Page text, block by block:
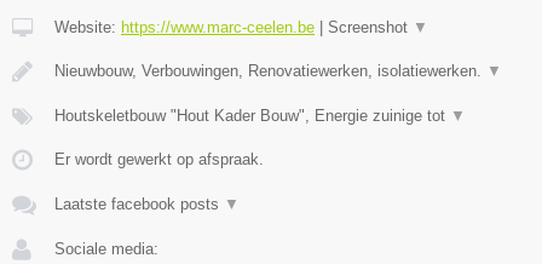
Website: https://www.marc-ceelen.be Screenshot ▼
Nieuwbouw, Verbouwingen, Renovatiewerken, isolatiewerken. ▼
Houtskeletbouw "Hout Kader Bouw", Energie zuinige tot ▼
Er wordt gewerkt op afspraak.
Laatste facebook posts ▼
Sociale media: